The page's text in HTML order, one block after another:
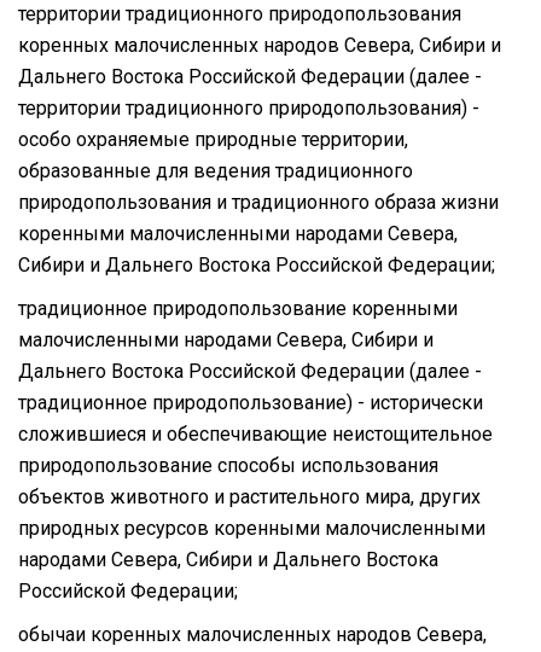
территории традиционного природопользования
коренных малочисленных народов Севера, Сибири и
Дальнего Востока Российской Федерации (далее -
территории традиционного природопользования) -
особо охраняемые природные территории,
образованные для ведения традиционного
природопользования и традиционного образа жизни
коренными малочисленными народами Севера,
Сибири и Дальнего Востока Российской Федерации;
традиционное природопользование коренными
малочисленными народами Севера, Сибири и
Дальнего Востока Российской Федерации (далее -
традиционное природопользование) - исторически
сложившиеся и обеспечивающие неистощительное
природопользование способы использования
объектов животного и растительного мира, других
природных ресурсов коренными малочисленными
народами Севера, Сибири и Дальнего Востока
Российской Федерации;
обычаи коренных малочисленных народов Севера,